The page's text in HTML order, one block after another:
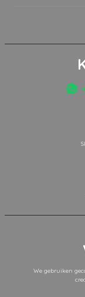
We gebruiken